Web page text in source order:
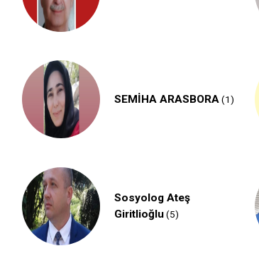
SEMİHA ARASBORA(1)
Sosyolog Ateş
Giritlioğlu(5)